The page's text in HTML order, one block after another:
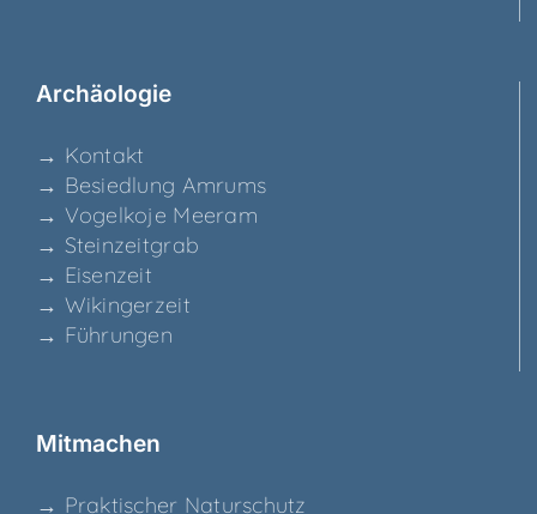
Archäo­lo­gie
→ Kon­takt
→ Besied­lung Amrums
→ Vogel­ko­je Meeram
→ Stein­zeit­grab
→ Eisen­zeit
→ Wikin­ger­zeit
→ Füh­run­gen
Mit­ma­chen
→ Prak­ti­scher Naturschutz